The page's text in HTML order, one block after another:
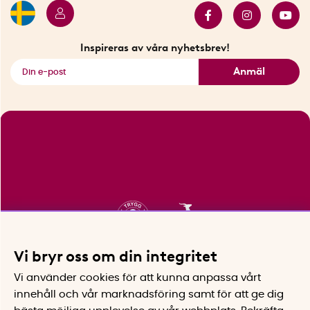
Inspireras av våra nyhetsbrev!
Anmäl
Vi bryr oss om din integritet
Vi använder cookies för att kunna anpassa vårt
innehåll och vår marknadsföring samt för att ge dig